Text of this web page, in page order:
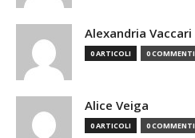
Alexandria Vaccari
0 ARTICOLI 0 COMMENTI
Alice Veiga
0 ARTICOLI 0 COMMENTI